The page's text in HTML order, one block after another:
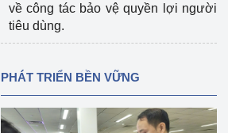
về công tác bảo vệ quyền lợi người
tiêu dùng.
PHÁT TRIỂN BỀN VỮNG